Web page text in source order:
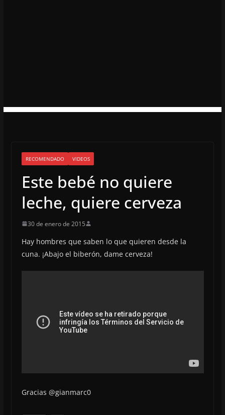
RECOMENDADO VIDEOS
Este bebé no quiere
leche, quiere cerveza
30 de enero de 2015
Hay hombres que saben lo que quieren desde la
cuna. ¡Abajo el biberón, dame cerveza!
Gracias @gianmarc0